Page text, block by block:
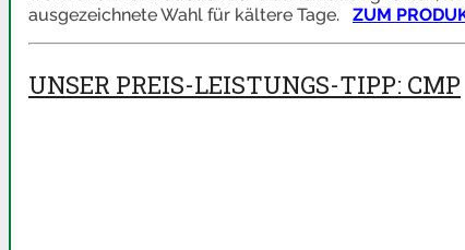
ausgezeichnete Wahl für kältere Tage. ZUM
UNSER PREIS-LEISTUNGS-TIPP: CMP